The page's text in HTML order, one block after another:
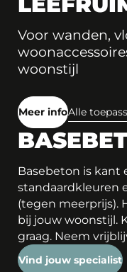
Voor wanden,
woonstijl
Meer infoAlle
Basebeton is kant
standaardkleuren
(tegen meerprijs).
bij jouw woonstijl.
graag. Neem
Vind jouw specialist